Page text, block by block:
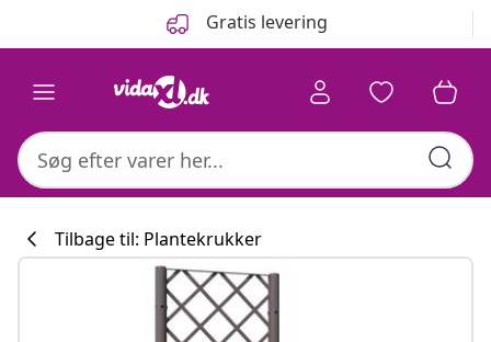
Gratis levering
Tilbage til: Plantekrukker